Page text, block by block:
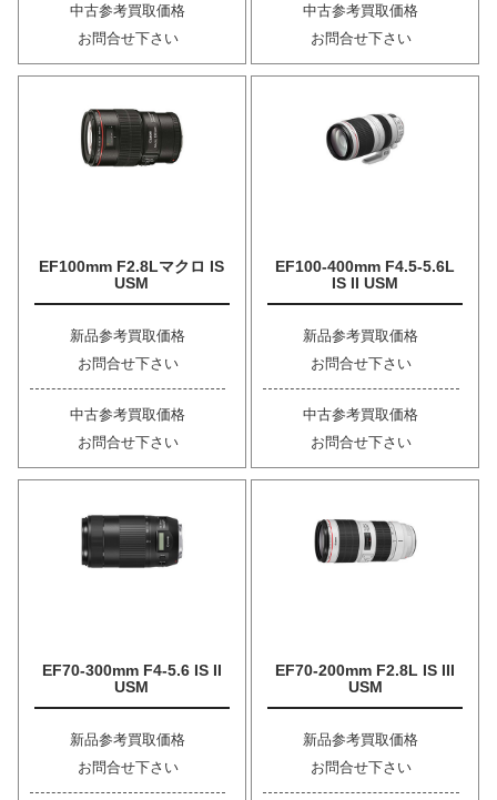
中古参考買取価格
お問合せ下さい
中古参考買取価格
お問合せ下さい
EF100mm F2.8Lマクロ IS
USM
新品参考買取価格
お問合せ下さい
中古参考買取価格
お問合せ下さい
EF100-400mm F4.5-5.6L
IS II USM
新品参考買取価格
お問合せ下さい
中古参考買取価格
お問合せ下さい
EF70-300mm F4-5.6 IS II
USM
新品参考買取価格
お問合せ下さい
EF70-200mm F2.8L IS III
USM
新品参考買取価格
お問合せ下さい